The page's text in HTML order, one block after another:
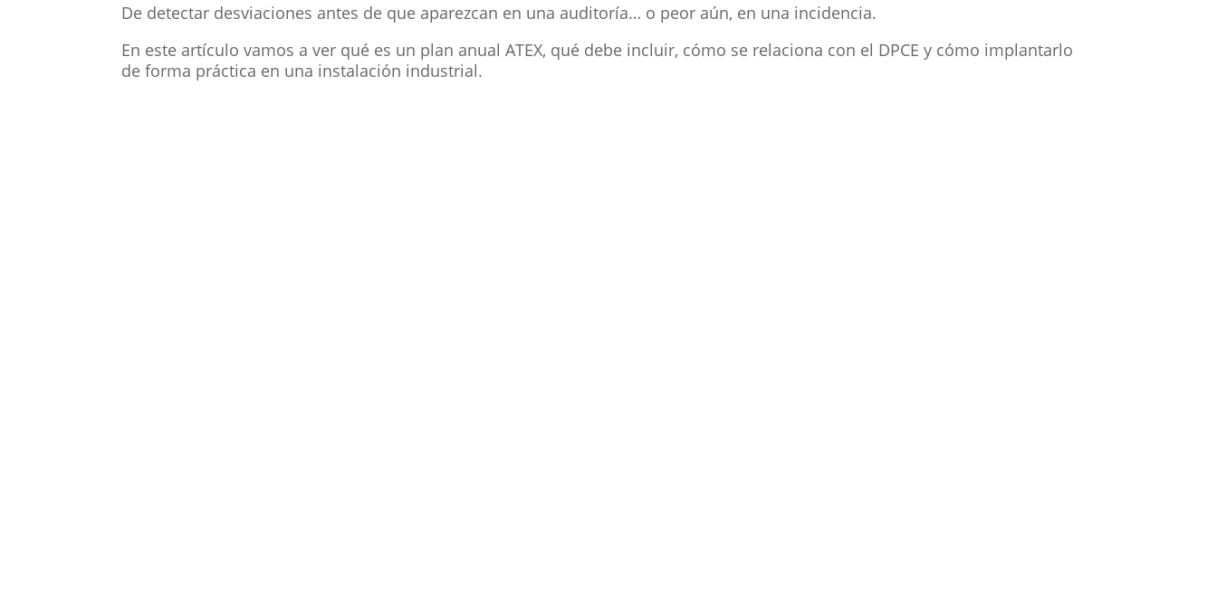
De detectar desviaciones antes de que aparezcan en una auditoría… o peor aún, en una incidencia.
En este artículo vamos a ver qué es un plan anual ATEX, qué debe incluir, cómo se relaciona con el DPCE y cómo implantarlo
de forma práctica en una instalación industrial.